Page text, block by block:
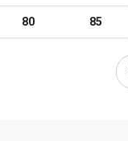
80 85